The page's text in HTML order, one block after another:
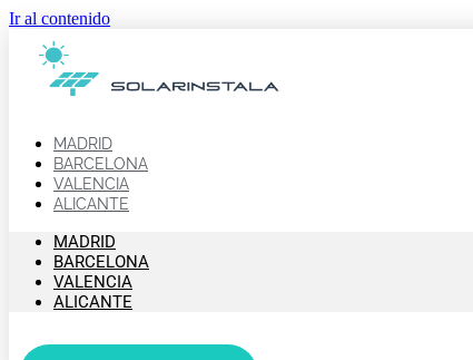
Ir al contenido
MADRID
BARCELONA
VALENCIA
ALICANTE
MADRID
BARCELONA
VALENCIA
ALICANTE